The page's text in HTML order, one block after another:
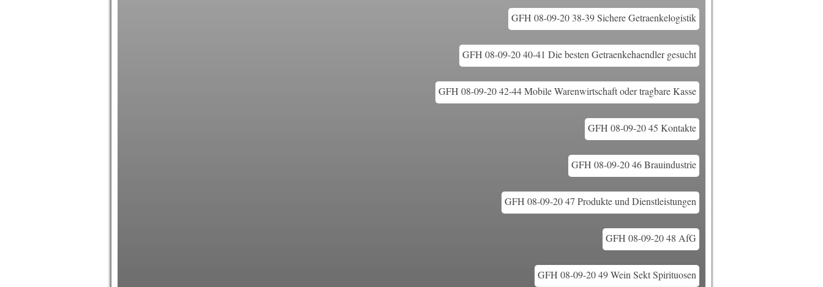
GFH 08-09-20 38-39 Sichere Getraenkelogistik
GFH 08-09-20 40-41 Die besten Getraenkehaendler gesucht
GFH 08-09-20 42-44 Mobile Warenwirtschaft oder tragbare Kasse
GFH 08-09-20 45 Kontakte
GFH 08-09-20 46 Brauindustrie
GFH 08-09-20 47 Produkte und Dienstleistungen
GFH 08-09-20 48 AfG
GFH 08-09-20 49 Wein Sekt Spirituosen